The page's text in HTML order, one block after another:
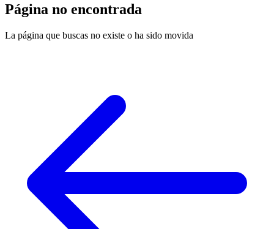
Página no encontrada
La página que buscas no existe o ha sido movida